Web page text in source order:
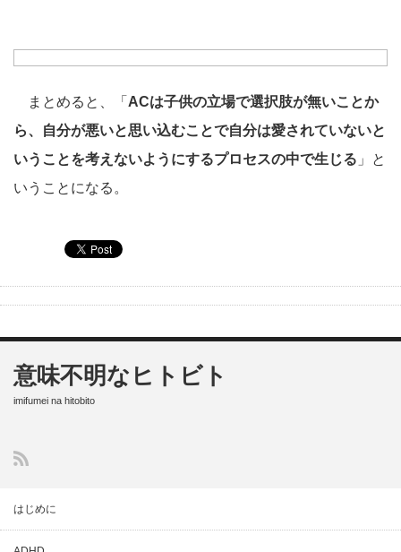
まとめると、「 ACは子供の立場で選択肢が無いことか
ら、自分が悪いと思い込むことで自分は愛されていないと
いうことを考えないようにするプロセスの中で生じる 」と
いうことになる。
意味不明なヒトビト
imifumei na hitobito
はじめに